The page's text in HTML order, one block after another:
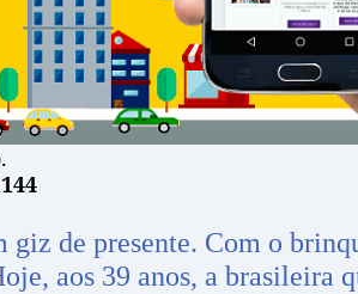
de presente. Com o
aos 39 anos, a brasileira